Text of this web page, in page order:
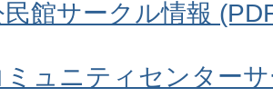
館サークル情報
ミュニティセンター